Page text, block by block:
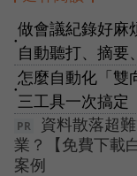
●
做會議紀錄好麻
自動聽打、摘要
●
怎麼自動化「雙
三工具一次搞定
資料散落超
業？【免費下載
案例